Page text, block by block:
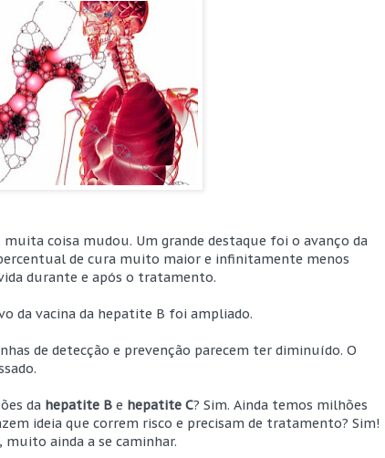
muita coisa mudou. Um grande destaque foi o avanço da
de cura muito maior e infinitamente menos
durante e após o tratamento.
da vacina da hepatite B foi ampliado.
de detecção e prevenção parecem ter diminuído. O
da hepatite B e hepatite C? Sim. Ainda temos milhões
ideia que correm risco e precisam de tratamento? Sim!
ainda a se caminhar.